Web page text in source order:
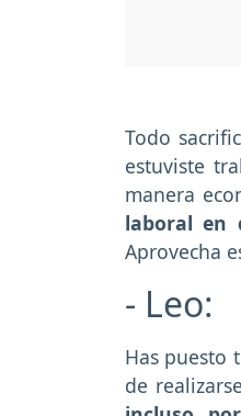
Todo
estuviste
manera
laboral en
Aprovecha
- Leo:
Has puesto
de